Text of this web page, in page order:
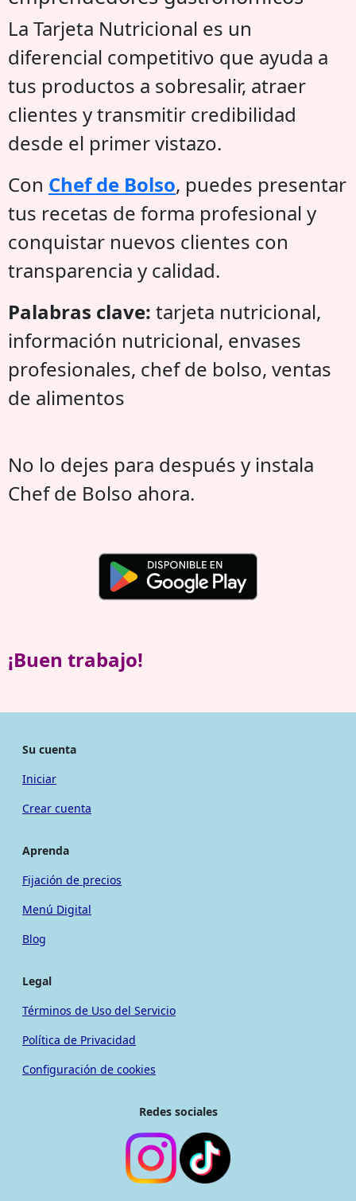
La Tarjeta Nutricional es un
diferencial competitivo que ayuda a
tus productos a sobresalir, atraer
clientes y transmitir credibilidad
desde el primer vistazo.
Con Chef de Bolso, puedes presentar
tus recetas de forma profesional y
conquistar nuevos clientes con
transparencia y calidad.
Palabras clave: tarjeta nutricional,
información nutricional, envases
profesionales, chef de bolso, ventas
de alimentos
No lo dejes para después y instala
Chef de Bolso ahora.
¡Buen trabajo!
Su cuenta
Iniciar
Crear cuenta
Aprenda
Fijación de precios
Menú Digital
Blog
Legal
Términos de Uso del Servicio
Política de Privacidad
Configuración de cookies
Redes sociales